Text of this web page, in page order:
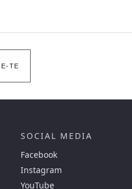
TE
SOCIAL MEDIA
Facebook
Instagram
YouTube